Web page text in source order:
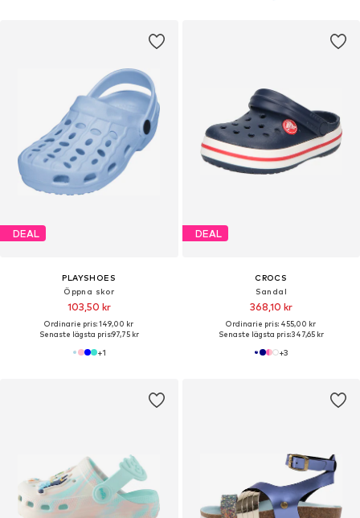
DEAL
PLAYSHOES
Öppna skor
103,50 kr
Ordinarie pris: 149,00 kr
Senaste lägsta pris:97,75 kr
+1
DEAL
CROCS
Sandal
368,10 kr
Ordinarie pris: 455,00 kr
Senaste lägsta pris:347,65 kr
+3